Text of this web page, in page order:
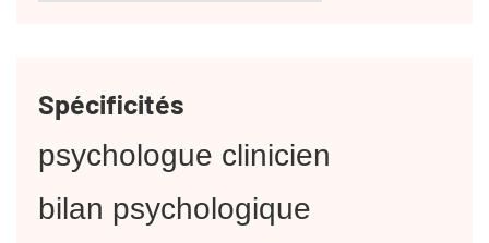
Spécificités
psychologue clinicien
bilan psychologique